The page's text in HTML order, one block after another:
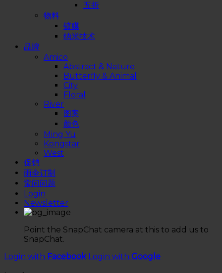
五折
物料
镀膜
纳米技术
品牌
Amico
Abstract & Nature
Butterfly & Animal
City
Floral
River
图案
颜色
Ming Yu
Kongstar
West
促销
雨伞订制
常问问题
Login
Newsletter
Point the SnapChat camera at this to add us to
SnapChat.
Login with Facebook Login with Google